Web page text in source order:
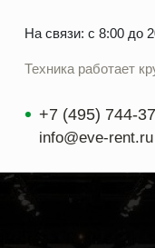
На связи: с 8:00 до
Техника работает
+7 (495) 744-
info@eve-rent.ru